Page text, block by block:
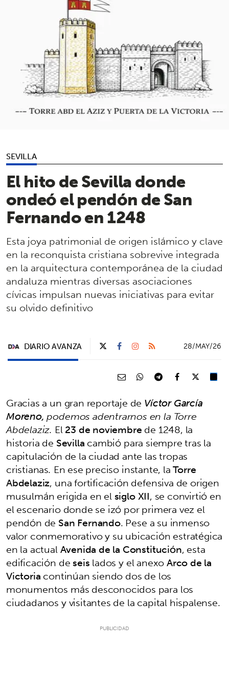
SEVILLA
El hito de Sevilla donde
ondeó el pendón de San
Fernando en 1248
Esta joya patrimonial de origen islámico y clave
en la reconquista cristiana sobrevive integrada
en la arquitectura contemporánea de la ciudad
andaluza mientras diversas asociaciones
cívicas impulsan nuevas iniciativas para evitar
su olvido definitivo
DIARIO AVANZA 28/MAY/26
Gracias a un gran reportaje de Víctor García
Moreno,podemos adentrarnos en la Torre
Abdelaziz. El23 de noviembrede 1248, la
historia de Sevillacambió para siempre tras la
capitulación de la ciudad ante las tropas
cristianas. En ese preciso instante, laTorre
Abdelaziz, una fortificación defensiva de origen
musulmán erigida en elsiglo XII, se convirtió en
el escenario donde se izó por primera vez el
pendón de San Fernando. Pese a su inmenso
valor conmemorativo y su ubicación estratégica
en la actualAvenida de la Constitución, esta
edificación deseislados y el anexoArco de la
Victoriacontinúan siendo dos de los
monumentos más desconocidos para los
ciudadanos y visitantes de la capital hispalense.